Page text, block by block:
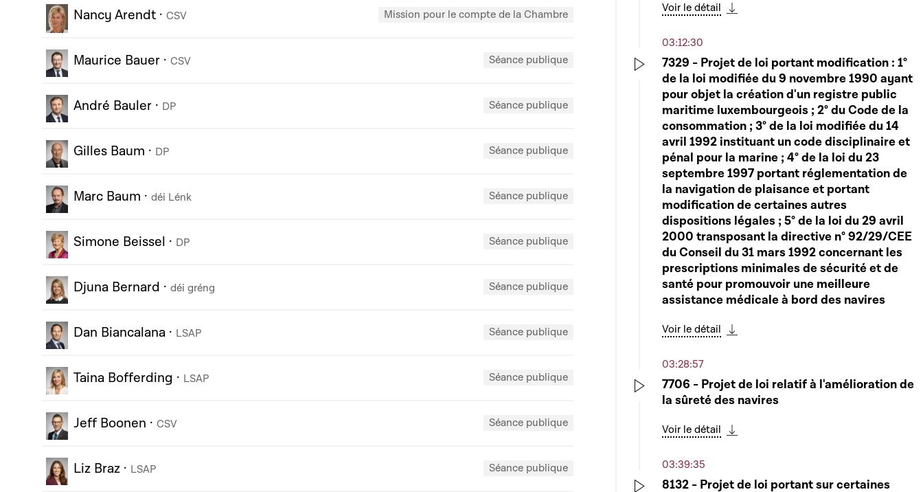
Nancy Arendt · CSV Mission pour le compte de la Chambre
Maurice Bauer · CSV Séance publique
André Bauler · DP Séance publique
Gilles Baum · DP Séance publique
Marc Baum · déi Lénk Séance publique
Simone Beissel · DP Séance publique
Djuna Bernard · déi gréng Séance publique
Dan Biancalana · LSAP Séance publique
Taina Bofferding · LSAP Séance publique
Jeff Boonen · CSV Séance publique
Liz Braz · LSAP Séance publique
Voir le détail
03:12:30
7329 - Projet de loi portant modification : 1°
de la loi modifiée du 9 novembre 1990 ayant
pour objet la création d'un registre public
maritime luxembourgeois ; 2° du Code de la
consommation ; 3° de la loi modifiée du 14
avril 1992 instituant un code disciplinaire et
pénal pour la marine ; 4° de la loi du 23
septembre 1997 portant réglementation de
la navigation de plaisance et portant
modification de certaines autres
dispositions légales ; 5° de la loi du 29 avril
2000 transposant la directive n° 92/29/CEE
du Conseil du 31 mars 1992 concernant les
prescriptions minimales de sécurité et de
santé pour promouvoir une meilleure
assistance médicale à bord des navires
Voir le détail
03:28:57
7706 - Projet de loi relatif à l'amélioration de
la sûreté des navires
Voir le détail
Play
03:39:35
8132 - Projet de loi portant sur certaines